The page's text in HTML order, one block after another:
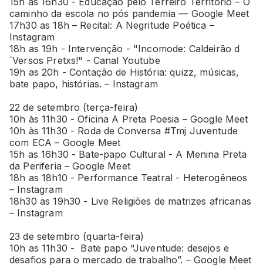
caminho da escola no pós pandemia –– Google Meet
17h30 as 18h – Recital: A Negritude Poética –
Instagram
18h as 19h - Intervenção - "Incomode: Caldeirão d
´Versos Pretxs!" - Canal Youtube
19h as 20h - Contação de História: quizz, músicas,
bate papo, histórias. – Instagram
22 de setembro (terça-feira)
10h às 11h30 - Oficina A Preta Poesia – Google Meet
10h às 11h30 - Roda de Conversa #Tmj Juventude
com ECA – Google Meet
15h as 16h30 - Bate-papo Cultural - A Menina Preta
da Periferia – Google Meet
18h as 18h10 - Performance Teatral - Heterogêneos
– Instagram
18h30 as 19h30 - Live Religiões de matrizes africanas
– Instagram
23 de setembro (quarta-feira)
10h as 11h30 - Bate papo “Juventude: desejos e
desafios para o mercado de trabalho”. – Google Meet